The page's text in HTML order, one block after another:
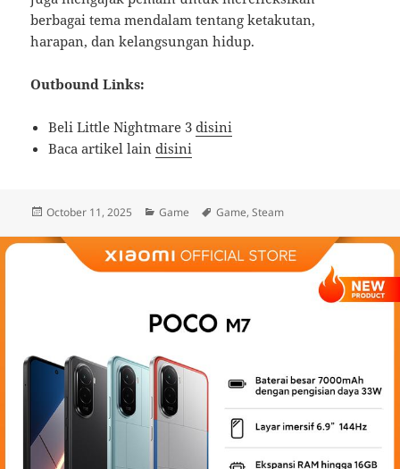
berbagai tema mendalam tentang ketakutan,
harapan, dan kelangsungan hidup.
Outbound Links:
Beli Little Nightmare 3disini
Baca artikel laindisini
Posted
October 11, 2025 Categories
Game Tags
Game,Steam